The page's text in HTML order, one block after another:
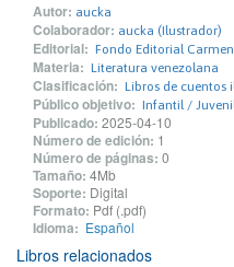
Autor: aucka
Colaborador: aucka (Ilustrador)
Editorial: Fondo Editorial
Materia: Literatura venezolana
Clasificación: Libros de cuentos
Público objetivo: Infantil /
Publicado: 2025-04-10
Número de edición: 1
Número de páginas: 0
Tamaño: 4Mb
Soporte: Digital
Formato: Pdf (.pdf)
Idioma: Español
Libros relacionados